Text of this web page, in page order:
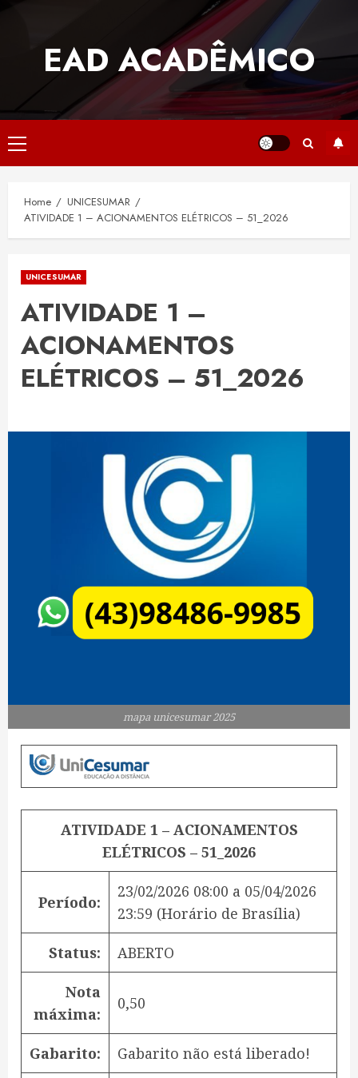
EAD ACADÊMICO
Primary
Menu
Home
UNICESUMAR
ATIVIDADE 1 – ACIONAMENTOS ELÉTRICOS – 51_2026
UNICESUMAR
ATIVIDADE 1 –
ACIONAMENTOS
ELÉTRICOS – 51_2026
mapa unicesumar 2025
ATIVIDADE 1 – ACIONAMENTOS
ELÉTRICOS – 51_2026
Período:
23/02/2026 08:00 a 05/04/2026
23:59 (Horário de Brasília)
Status: ABERTO
Nota
máxima:
0,50
Gabarito: Gabarito não está liberado!